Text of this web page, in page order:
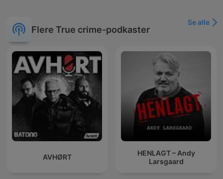
Flere True crime-podkaster
Se alle
AVHØRT
HENLAGT – Andy
Larsgaard